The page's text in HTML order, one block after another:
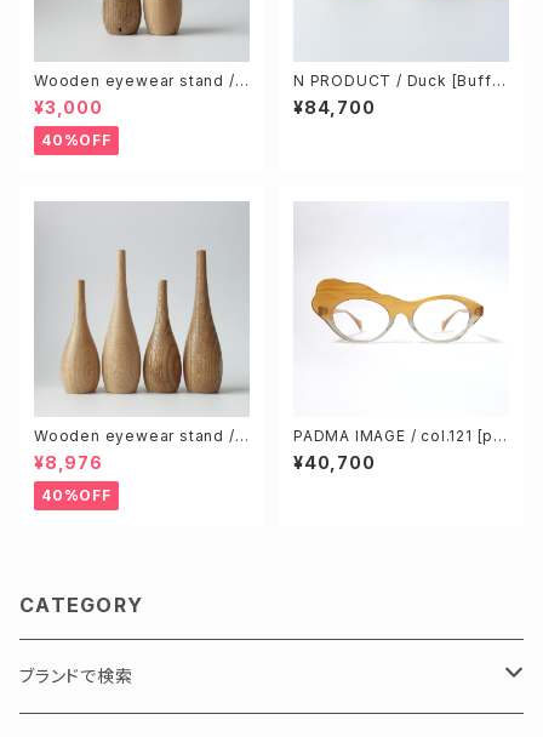
Wooden eyewear stand /
Knotty (Random 2pcs)
¥3,000
40%OFF
N PRODUCT / Duck [Buffal
o horn]
¥84,700
Wooden eyewear stand /
Natural & Brown (S & L 4pc
s)
¥8,976
40%OFF
PADMA IMAGE / col.121 [pu
mpkin gray / pumpkin]
¥40,700
CATEGORY
ブランドで検索